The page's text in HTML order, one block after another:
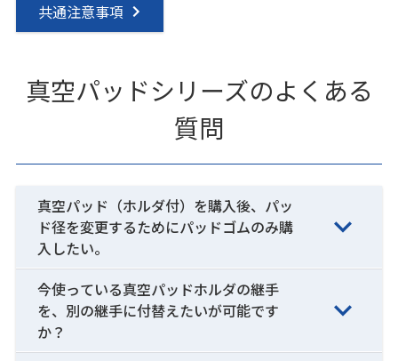
共通注意事項
真空パッドシリーズのよくある
質問
真空パッド（ホルダ付）を購入後、パッ
ド径を変更するためにパッドゴムのみ購
入したい。
今使っている真空パッドホルダの継手
を、別の継手に付替えたいが可能です
か？